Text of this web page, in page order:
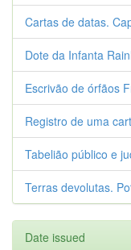
Cartas de datas.
Dote da Infanta
Escrivão de órfãos
Registro de uma
Tabelião público e
Terras devolutas.
Date issued